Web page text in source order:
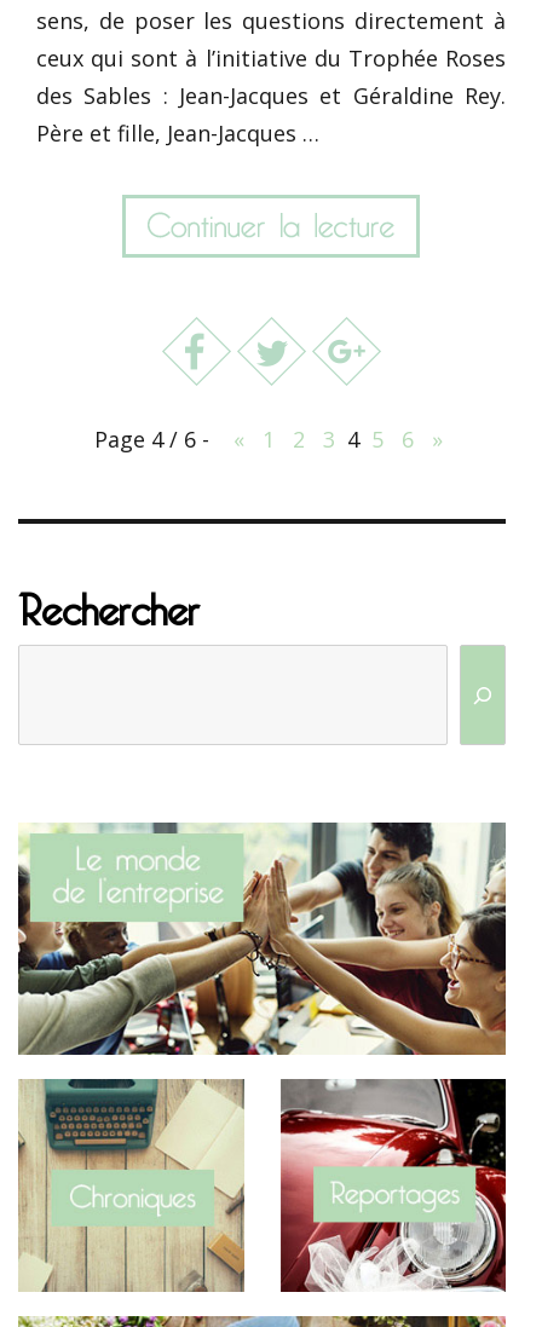
sens, de poser les questions directement à
ceux qui sont à l’initiative du Trophée Roses
des Sables : Jean-Jacques et Géraldine Rey.
Père et fille, Jean-Jacques …
Page 4 / 6 - « 1 2 3 4 5 6 »
Rechercher